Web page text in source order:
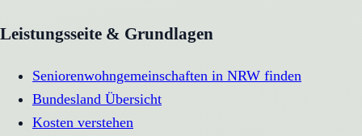
Leistungsseite & Grundlagen
Seniorenwohngemeinschaften in NRW finden
Bundesland Übersicht
Kosten verstehen